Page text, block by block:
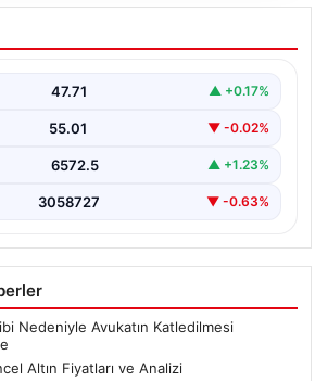
Güncel Altın Fiyatları ve
nedeniyle dalgalı seyirler yaşamaya
47.71 ▲ +0.17%
55.01 ▼ -0.02%
6572.5 ▲ +1.23%
3058727 ▼ -0.63%
Nedeniyle Avukatın Katledilmesi
Altın Fiyatları ve Analizi